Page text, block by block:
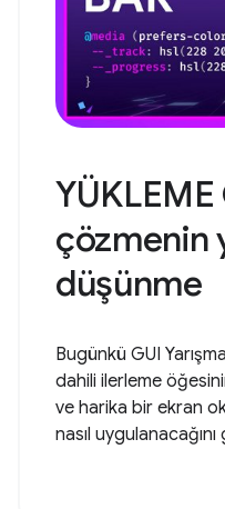
çözmenin
düşünme
Bugünkü GUI
dahili ilerleme
ve harika bir ekran
nasıl